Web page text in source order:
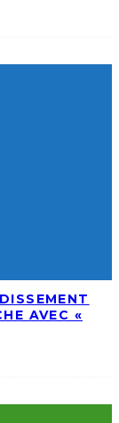
AVEC «